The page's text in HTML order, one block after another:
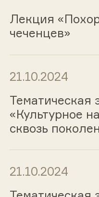
Лекция
чеченцев»
21.10.2024
Тематическая
«Культурное
сквозь
21.10.2024